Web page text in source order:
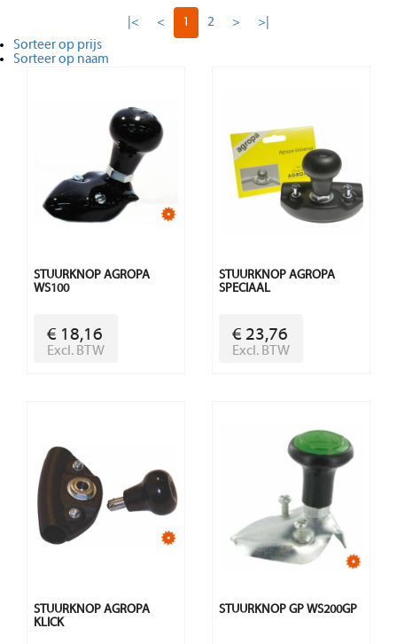
|< < 1 2 >
>|
Sorteer op prijs
Sorteer op naam
STUURKNOP AGROPA
WS100
€ 18,16
Excl. BTW
STUURKNOP AGROPA
SPECIAAL
€ 23,76
Excl. BTW
STUURKNOP AGROPA
KLICK
STUURKNOP GP WS200GP